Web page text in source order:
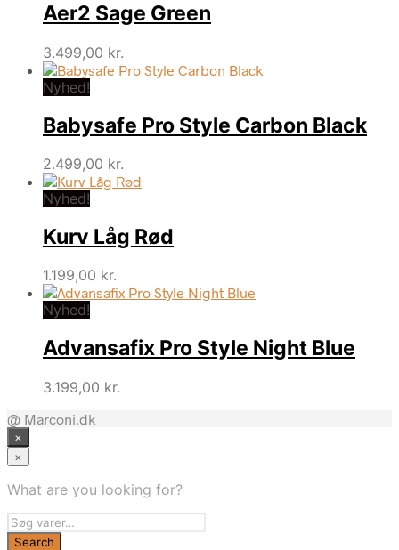
Aer2 Sage Green
3.499,00 kr.
Nyhed!
Babysafe Pro Style Carbon Black
2.499,00 kr.
Nyhed!
Kurv Låg Rød
1.199,00 kr.
Nyhed!
Advansafix Pro Style Night Blue
3.199,00 kr.
@ Marconi.dk
×
×
What are you looking for?